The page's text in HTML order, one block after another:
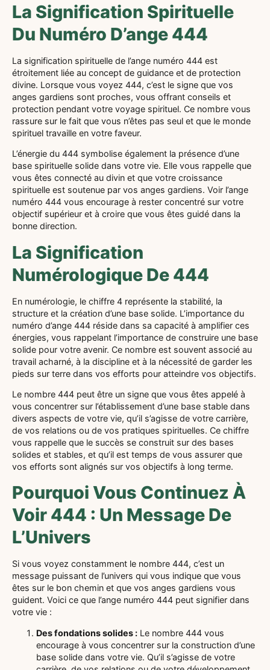
La Signification Spirituelle
Du Numéro D’ange 444
La signification spirituelle de l’ange numéro 444 est
étroitement liée au concept de guidance et de protection
divine. Lorsque vous voyez 444, c’est le signe que vos
anges gardiens sont proches, vous offrant conseils et
protection pendant votre voyage spirituel. Ce nombre vous
rassure sur le fait que vous n’êtes pas seul et que le monde
spirituel travaille en votre faveur.
L’énergie du 444 symbolise également la présence d’une
base spirituelle solide dans votre vie. Elle vous rappelle que
vous êtes connecté au divin et que votre croissance
spirituelle est soutenue par vos anges gardiens. Voir l’ange
numéro 444 vous encourage à rester concentré sur votre
objectif supérieur et à croire que vous êtes guidé dans la
bonne direction.
La Signification
Numérologique De 444
En numérologie, le chiffre 4 représente la stabilité, la
structure et la création d’une base solide. L’importance du
numéro d’ange 444 réside dans sa capacité à amplifier ces
énergies, vous rappelant l’importance de construire une base
solide pour votre avenir. Ce nombre est souvent associé au
travail acharné, à la discipline et à la nécessité de garder les
pieds sur terre dans vos efforts pour atteindre vos objectifs.
Le nombre 444 peut être un signe que vous êtes appelé à
vous concentrer sur l’établissement d’une base stable dans
divers aspects de votre vie, qu’il s’agisse de votre carrière,
de vos relations ou de vos pratiques spirituelles. Ce chiffre
vous rappelle que le succès se construit sur des bases
solides et stables, et qu’il est temps de vous assurer que
vos efforts sont alignés sur vos objectifs à long terme.
Pourquoi Vous Continuez À
Voir 444 : Un Message De
L’Univers
Si vous voyez constamment le nombre 444, c’est un
message puissant de l’univers qui vous indique que vous
êtes sur le bon chemin et que vos anges gardiens vous
guident. Voici ce que l’ange numéro 444 peut signifier dans
votre vie :
Des fondations solides : Le nombre 444 vous
encourage à vous concentrer sur la construction d’une
base solide dans votre vie. Qu’il s’agisse de votre